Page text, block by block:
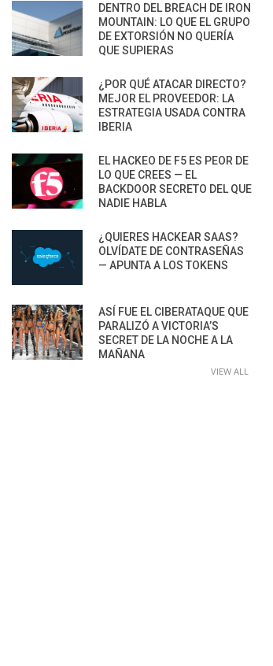
DENTRO DEL BREACH DE IRON
MOUNTAIN: LO QUE EL GRUPO
DE EXTORSIÓN NO QUERÍA
QUE SUPIERAS
¿POR QUÉ ATACAR DIRECTO?
MEJOR EL PROVEEDOR: LA
ESTRATEGIA USADA CONTRA
IBERIA
EL HACKEO DE F5 ES PEOR DE
LO QUE CREES — EL
BACKDOOR SECRETO DEL QUE
NADIE HABLA
¿QUIERES HACKEAR SAAS?
OLVÍDATE DE CONTRASEÑAS
— APUNTA A LOS TOKENS
ASÍ FUE EL CIBERATAQUE QUE
PARALIZÓ A VICTORIA’S
SECRET DE LA NOCHE A LA
MAÑANA
VIEW ALL